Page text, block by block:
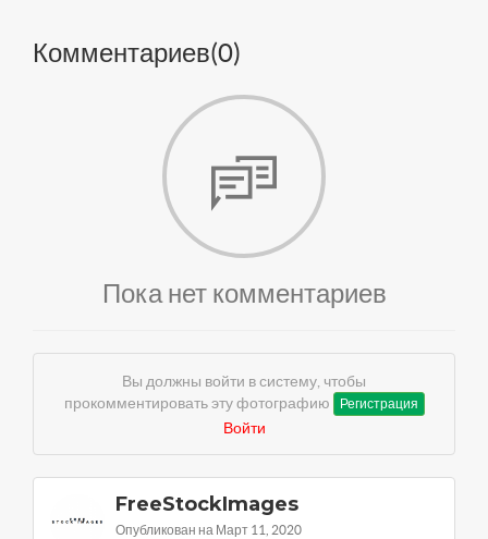
Комментариев(0)
Пока нет комментариев
Вы должны войти в систему, чтобы
прокомментировать эту фотографию
Регистрация
Войти
FreeStockImages
Опубликован на Март 11, 2020